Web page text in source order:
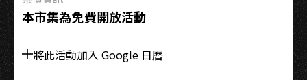
與
機
手
本市集為免費開放活動
將此活動加入 Google 日曆